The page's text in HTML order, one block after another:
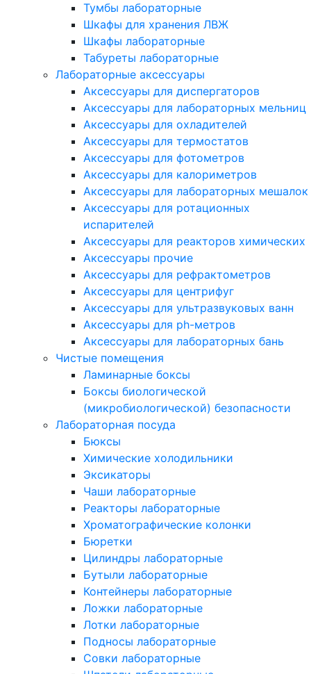
Тумбы лабораторные
Шкафы для хранения ЛВЖ
Шкафы лабораторные
Табуреты лабораторные
Лабораторные аксессуары
Аксессуары для диспергаторов
Аксессуары для лабораторных мельниц
Аксессуары для охладителей
Аксессуары для термостатов
Аксессуары для фотометров
Аксессуары для калориметров
Аксессуары для лабораторных мешалок
Аксессуары для ротационных
испарителей
Аксессуары для реакторов химических
Аксессуары прочие
Аксессуары для рефрактометров
Аксессуары для центрифуг
Аксессуары для ультразвуковых ванн
Аксессуары для ph-метров
Аксессуары для лабораторных бань
Чистые помещения
Ламинарные боксы
Боксы биологической
(микробиологической) безопасности
Лабораторная посуда
Бюксы
Химические холодильники
Эксикаторы
Чаши лабораторные
Реакторы лабораторные
Хроматографические колонки
Бюретки
Цилиндры лабораторные
Бутыли лабораторные
Контейнеры лабораторные
Ложки лабораторные
Лотки лабораторные
Подносы лабораторные
Совки лабораторные